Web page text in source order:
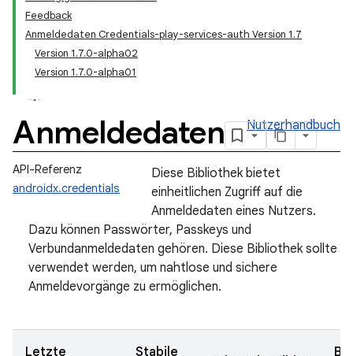
Feedback
Anmeldedaten Credentials-play-services-auth Version 1.7
Version 1.7.0-alpha02
Version 1.7.0-alpha01
Anmeldedaten Nutzerhandbuch
API-Referenz
androidx.credentials
Diese Bibliothek bietet
einheitlichen Zugriff auf die
Anmeldedaten eines Nutzers.
Dazu können Passwörter, Passkeys und
Verbundanmeldedaten gehören. Diese Bibliothek sollte
verwendet werden, um nahtlose und sichere
Anmeldevorgänge zu ermöglichen.
Letzte
Stabile